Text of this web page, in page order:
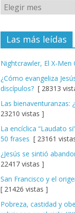
Las más leídas
Nightcrawler, El X-Men
¿Cómo evangeliza
discípulos? [ 28313
Las bienaventuranzas:
23210 vistas ]
La encíclica “Laudato
50 frases [ 23161
¿Jesús se sintió
22417 vistas ]
San Francisco y el
[ 21426 vistas ]
Pobreza, castidad y